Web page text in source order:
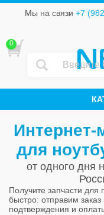
Мы на связи +7
0
Интернет-
для
от одного дня
Получите запчасти для
быстро: отправим
подтверждения и